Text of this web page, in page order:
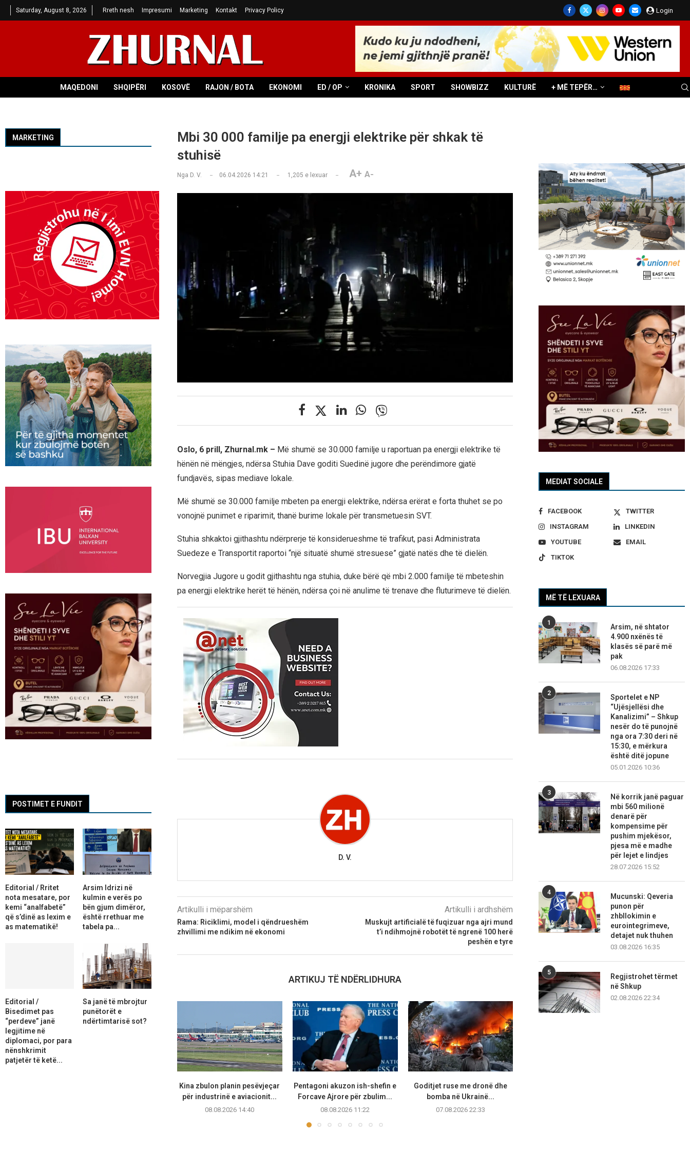
Saturday, August 8, 2026 Rreth nesh Impresumi Marketing Kontakt Privacy Policy Login
MAQEDONI SHQIPËRI KOSOVË RAJON / BOTA EKONOMI ED / OP KRONIKA SPORT SHOWBIZZ KULTURË + MË TEPËR…
Mbi 30 000 familje pa energji elektrike për shkak të
stuhisë
Nga D. V. 06.04.2026 14:21 1,205 e lexuar A+ A-
Oslo, 6 prill, Zhurnal.mk – Më shumë se 30.000 familje u raportuan pa energji elektrike të
hënën në mëngjes, ndërsa Stuhia Dave goditi Suedinë jugore dhe perëndimore gjatë
fundjavës, sipas mediave lokale.
Më shumë se 30.000 familje mbeten pa energji elektrike, ndërsa erërat e forta thuhet se po
vonojnë punimet e riparimit, thanë burime lokale për transmetuesin SVT.
Stuhia shkaktoi gjithashtu ndërprerje të konsiderueshme të trafikut, pasi Administrata
Suedeze e Transportit raportoi “një situatë shumë stresuese” gjatë natës dhe të dielën.
Norvegjia Jugore u godit gjithashtu nga stuhia, duke bërë që mbi 2.000 familje të mbeteshin
pa energji elektrike herët të hënën, ndërsa çoi në anulime të trenave dhe fluturimeve të dielën.
D. V.
Artikulli i mëparshëm
Rama: Riciklimi, model i qëndrueshëm
zhvillimi me ndikim në ekonomi
Artikulli i ardhshëm
Muskujt artificialë të fuqizuar nga ajri mund
t’i ndihmojnë robotët të ngrenë 100 herë
peshën e tyre
ARTIKUJ TË NDËRLIDHURA
Kina zbulon planin pesëvjeçar
për industrinë e aviacionit...
08.08.2026 14:40
Pentagoni akuzon ish-shefin e
Forcave Ajrore për zbulim...
08.08.2026 11:22
Goditjet ruse me dronë dhe
bomba në Ukrainë...
07.08.2026 22:33
MEDIAT SOCIALE
FACEBOOK
TWITTER
INSTAGRAM
LINKEDIN
YOUTUBE
EMAIL
TIKTOK
MË TË LEXUARA
1
Arsim, në shtator
4.900 nxënës të
klasës së parë më
pak
06.08.2026 17:33
2
Sportelet e NP
“Ujësjellësi dhe
Kanalizimi” – Shkup
nesër do të punojnë
nga ora 7:30 deri në
15:30, e mërkura
është ditë jopune
05.01.2026 10:36
3
Në korrik janë paguar
mbi 560 milionë
denarë për
kompensime për
pushim mjekësor,
pjesa më e madhe
për lejet e lindjes
28.07.2026 15:52
4
Mucunski: Qeveria
punon për
zhbllokimin e
eurointegrimeve,
detajet nuk thuhen
03.08.2026 16:35
5
Regjistrohet tërmet
në Shkup
02.08.2026 22:34
MARKETING
POSTIMET E FUNDIT
Editorial / Rritet
nota mesatare, por
kemi “analfabetë”
që s’dinë as lexim e
as matematikë!
Arsim Idrizi në
kulmin e verës po
bën gjum dimëror,
është rrethuar me
tabela pa...
Editorial /
Bisedimet pas
“perdeve” janë
legjitime në
diplomaci, por para
nënshkrimit
patjetër të ketë...
Sa janë të mbrojtur
punëtorët e
ndërtimtarisë sot?